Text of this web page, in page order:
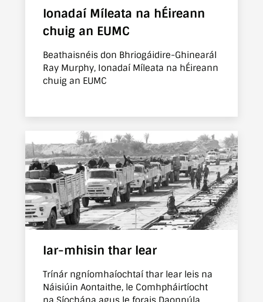
Ionadaí Míleata na hÉireann
chuig an EUMC
Beathaisnéis don Bhriogáidire-Ghinearál
Ray Murphy, Ionadaí Míleata na hÉireann
chuig an EUMC
Iar-mhisin thar lear
Trínár ngníomhaíochtaí thar lear leis na
Náisiúin Aontaithe, le Comhpháirtíocht